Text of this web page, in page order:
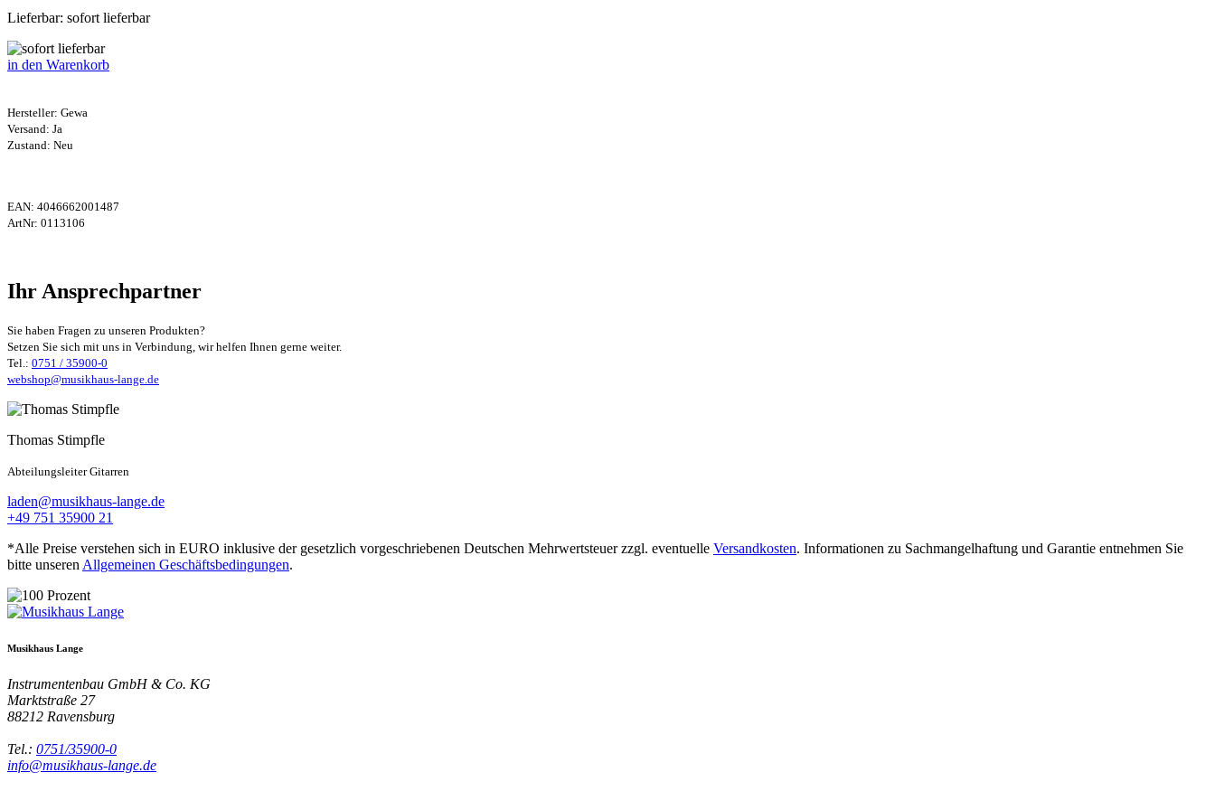
Lieferbar: sofort lieferbar
in den Warenkorb
Hersteller: Gewa
Versand: Ja
Zustand: Neu
EAN: 4046662001487
ArtNr: 0113106
Ihr Ansprechpartner
Sie haben Fragen zu unseren Produkten?
Setzen Sie sich mit uns in Verbindung, wir helfen Ihnen gerne weiter.
Tel.: 0751 / 35900-0
webshop@musikhaus-lange.de
Thomas Stimpfle
Abteilungsleiter Gitarren
laden@musikhaus-lange.de
+49 751 35900 21
*Alle Preise verstehen sich in EURO inklusive der gesetzlich vorgeschriebenen Deutschen Mehrwertsteuer zzgl. eventuelle Versandkosten. Informationen zu Sachmangelhaftung und Garantie entnehmen Sie
bitte unseren Allgemeinen Geschäftsbedingungen.
Musikhaus Lange
Instrumentenbau GmbH & Co. KG
Marktstraße 27
88212 Ravensburg
Tel.: 0751/35900-0
info@musikhaus-lange.de